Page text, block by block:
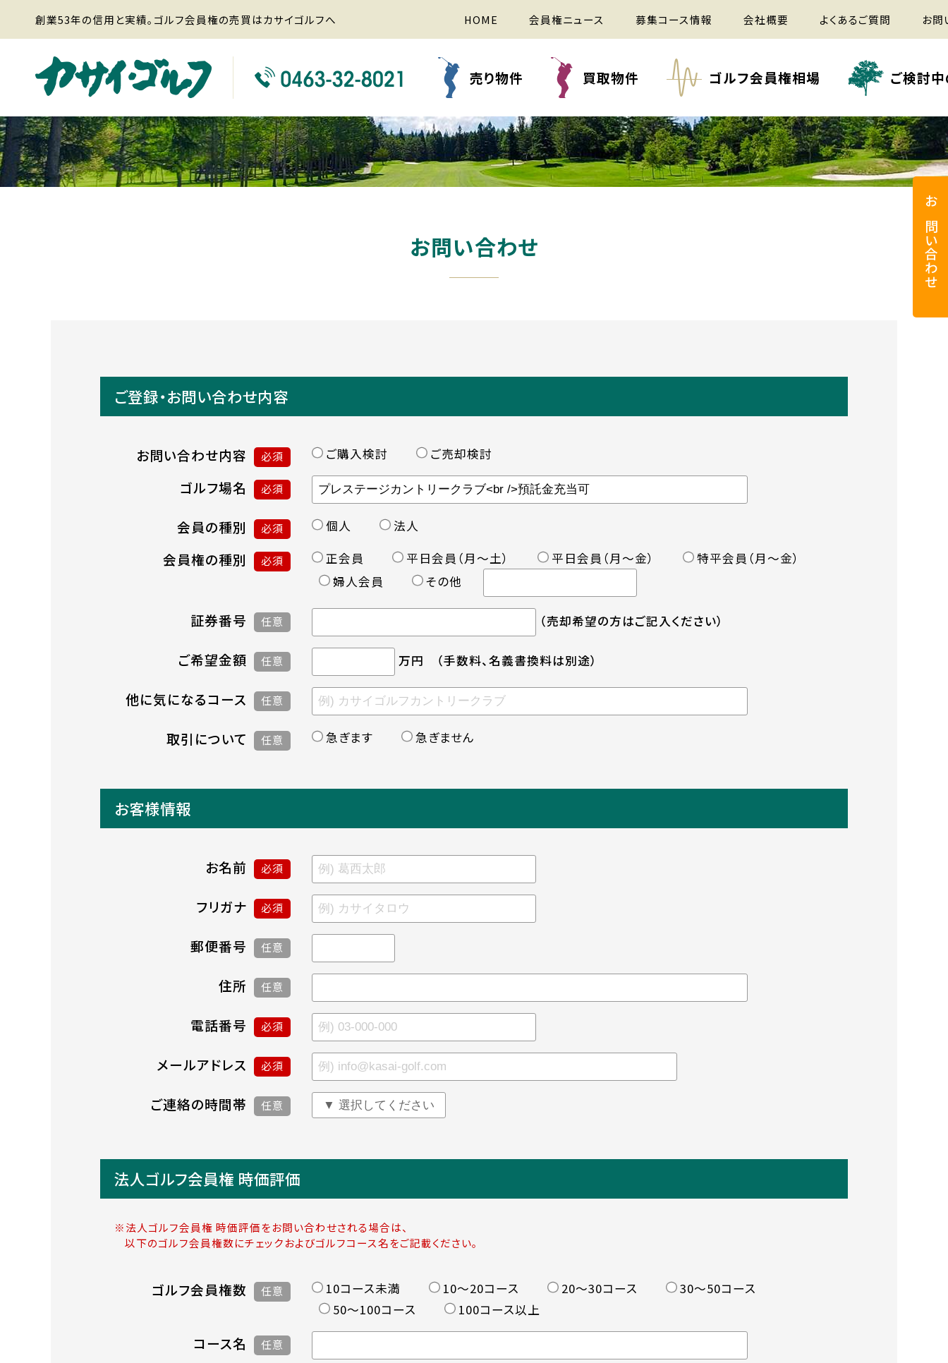
創業53年の信用と実績。ゴルフ会員権の売買はカサイゴルフへ HOME 会員権ニュース 募集コース情報 会社概要 よくあるご質問 お問
売り物件 買取物件 ゴルフ会員権相場 ご検討
お問い合わせ
ご登録・お問い合わせ内容
お問い合わせ内容 必須 ご購入検討 ご売却検討
ゴルフ場名 必須
会員の種別 必須 個人 法人
会員権の種別 必須 正会員 平日会員（月〜土） 平日会員（月〜金）
特平会員（月〜金）
婦人会員
その他
証券番号 任意 （売却希望の方はご記入ください）
ご希望金額 任意 万円 （手数料、名義書換料は別途）
他に気になるコース 任意
取引について 任意 急ぎます 急ぎません
お客様情報
お名前 必須
フリガナ 必須
郵便番号 任意
住所 任意
電話番号 必須
メールアドレス 必須
ご連絡の時間帯 任意
法人ゴルフ会員権 時価評価
※法人ゴルフ会員権 時価評価をお問い合わせされる場合は、
以下のゴルフ会員権数にチェックおよびゴルフコース名をご記載ください。
ゴルフ会員権数 任意 10コース未満 10〜20コース 20〜30コース
30〜50コース
50〜100コース
100コース以上
コース名 任意
お問い合わせ